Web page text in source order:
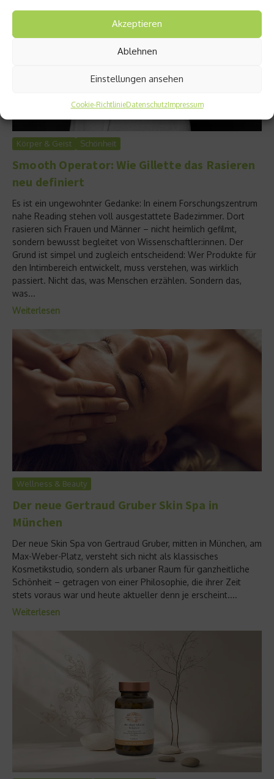
Akzeptieren
Ablehnen
Einstellungen ansehen
Cookie-RichtlinieDatenschutzImpressum
Körper & Geist Schönheit
Smooth Operator: Wie Gillette das Rasieren
neu definiert
Es ist ein ungewohnter Gedanke: In einem Forschungszentrum
nahe Reading stehen voll ausgestattete Badezimmer. Dort
rasieren sich Frauen und Männer – nicht heimlich gefilmt,
sondern bewusst begleitet von Wissenschaftler:innen. Der
Grund ist simpel und zugleich entscheidend: Wer Produkte für
den Intimbereich entwickelt, muss verstehen, was wirklich
passiert. Nicht das, was Menschen erzählen. Sondern das,
was...
Weiterlesen
Wellness & Beauty
Der neue Gertraud Gruber Skin Spa in
München
Der neue Skin Spa von Gertraud Gruber, mitten in München, am
Max-Weber-Platz, versteht sich nicht als klassisches
Kosmetikstudio, sondern als urbaner Raum für ganzheitliche
Schönheit – getragen von einer Philosophie, die ihrer Zeit
stets voraus war und heute aktueller denn je erscheint....
Weiterlesen